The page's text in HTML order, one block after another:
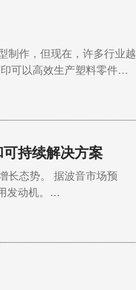
制作，但现在，许多行业越
可以高效生产塑料零件、
持续解决方案
长态势。 据波音市场预
发动机。…